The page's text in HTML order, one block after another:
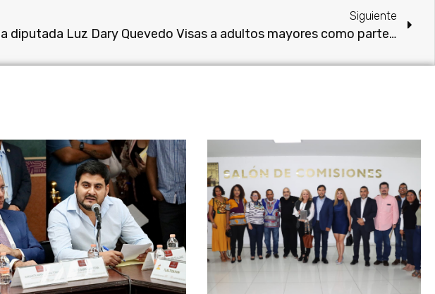
Siguiente
Entrega diputada Luz Dary Quevedo Visas a adultos mayores como parte del programa “Una luz en tu corazón. Uniendo familias en el extranjero”